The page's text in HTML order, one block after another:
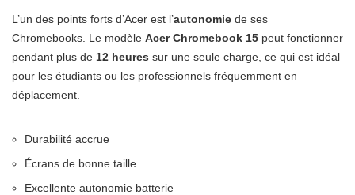
L’un des points forts d’Acer est l’autonomie de ses
Chromebooks. Le modèle Acer Chromebook 15 peut fonctionner
pendant plus de 12 heures sur une seule charge, ce qui est idéal
pour les étudiants ou les professionnels fréquemment en
déplacement.
Durabilité accrue
Écrans de bonne taille
Excellente autonomie batterie